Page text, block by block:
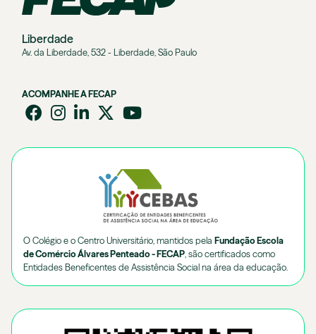
Liberdade
Av. da Liberdade, 532 - Liberdade, São Paulo
ACOMPANHE A FECAP
O Colégio e o Centro Universitário, mantidos pela Fundação Escola
de Comércio Álvares Penteado - FECAP , são certificados como
Entidades Beneficentes de Assistência Social na área da educação.